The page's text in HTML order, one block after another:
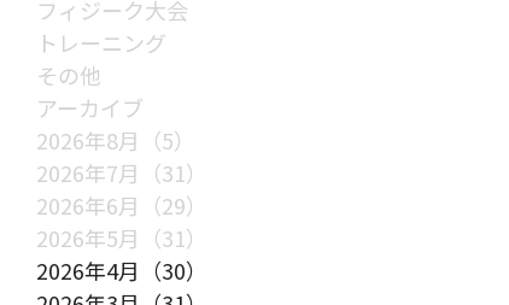
フィジーク大会
トレーニング
その他
アーカイブ
2026年8月（5）
2026年7月（31）
2026年6月（29）
2026年5月（31）
2026年4月（30）